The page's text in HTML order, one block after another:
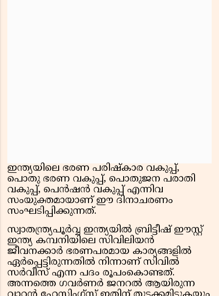
ഇന്ത്യയിലെ ഭരണ പരിഷ്കാര വകുപ്പ്,
പൊതു ഭരണ വകുപ്പ്, പൊതുജന പരാതി
വകുപ്പ്, പെൻഷൻ വകുപ്പ് എന്നിവ
സംയുക്തമായാണ് ഈ ദിനാചരണം
സംഘടിപ്പിക്കുന്നത്.
സ്വാതന്ത്ര്യപൂർവ്വ ഇന്ത്യയിൽ ബ്രിട്ടീഷ് ഈസ്റ്റ്
ഇന്ത്യ കമ്പനിയിലെ സിവിലിയൻ
ജീവനക്കാർ ഭരണപരമായ കാര്യങ്ങളിൽ
ഏർപ്പെട്ടിരുന്നതിൽ നിന്നാണ് സിവിൽ
സർവീസ് എന്ന പദം രൂപംകൊണ്ടത്.
അന്നത്തെ ഗവർണർ ജനറൽ ആയിരുന്ന